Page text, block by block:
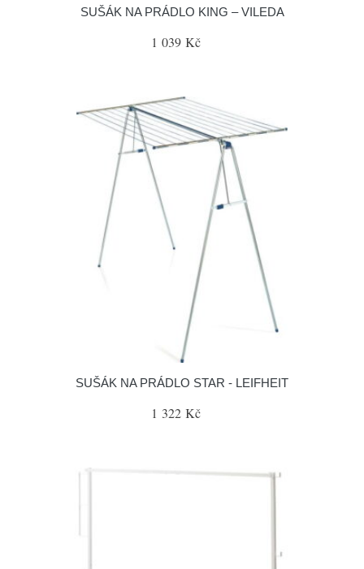
SUŠÁK NA PRÁDLO KING – VILEDA
1 039 Kč
SUŠÁK NA PRÁDLO STAR - LEIFHEIT
1 322 Kč